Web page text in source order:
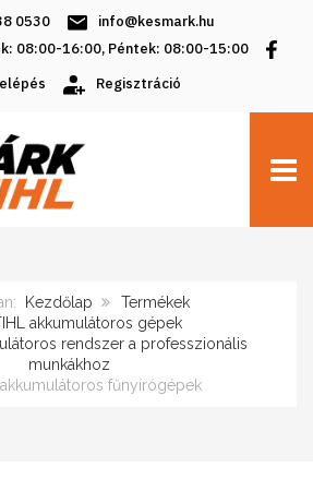
0530
info@kesmark.hu
08:00-16:00, Péntek: 08:00-15:00
Regisztráció
Kezdőlap
Termékek
akkumulátoros gépek
rendszer a professzionális
munkákhoz
akkumulátoros fűnyírógépek